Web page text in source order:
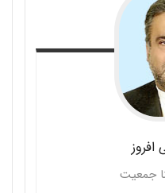
افروز
جمعیت